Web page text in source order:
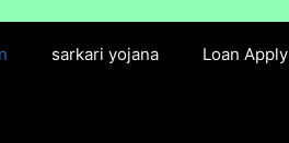
sarkari yojana Loan Apply